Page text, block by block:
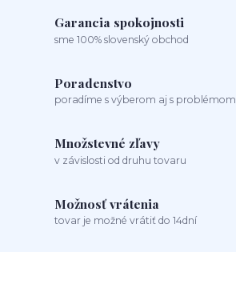
Garancia spokojnosti
sme 100% slovenský obchod
Poradenstvo
poradíme s výberom aj s problémom
Množstevné zľavy
v závislosti od druhu tovaru
Možnosť vrátenia
tovar je možné vrátiť do 14dní